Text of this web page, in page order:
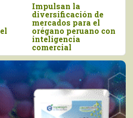
Impulsan la
diversificación de
mercados para el
orégano peruano con
inteligencia
comercial
y junio